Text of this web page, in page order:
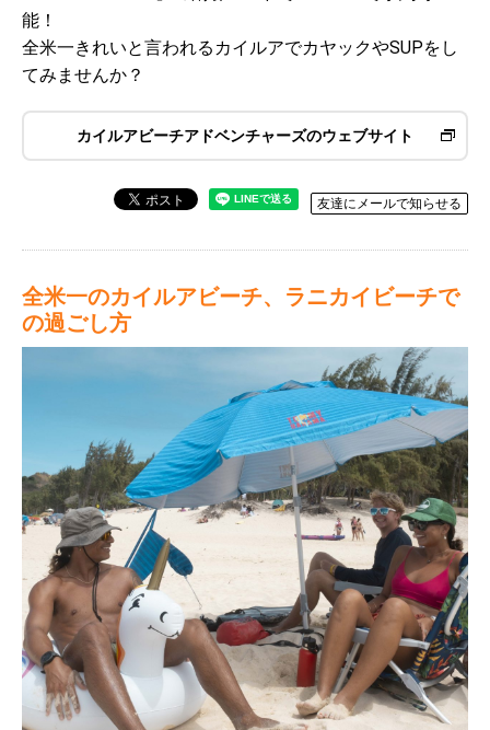
能！
全米一きれいと言われるカイルアでカヤックやSUPをし
てみませんか？
カイルアビーチアドベンチャーズのウェブサイト
友達にメールで知らせる
全米一のカイルアビーチ、ラニカイビーチで
の過ごし方